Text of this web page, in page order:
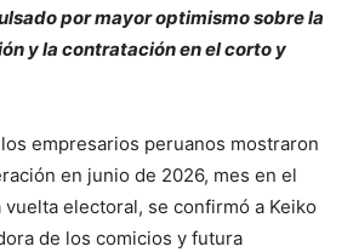
por mayor optimismo sobre la
y la contratación en el corto y
empresarios peruanos mostraron
en junio de 2026, mes en el
electoral, se confirmó a Keiko
de los comicios y futura